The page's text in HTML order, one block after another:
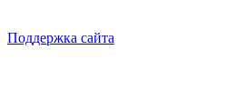
Поддержка сайта